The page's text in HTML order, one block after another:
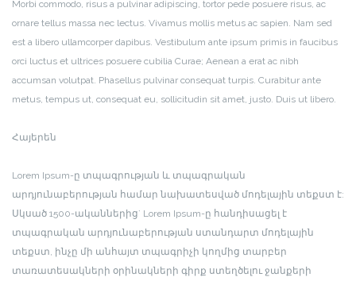
Morbi commodo, risus a pulvinar adipiscing, tortor pede posuere risus, ac
ornare tellus massa nec lectus. Vivamus mollis metus ac sapien. Nam sed
est a libero ullamcorper dapibus. Vestibulum ante ipsum primis in faucibus
orci luctus et ultrices posuere cubilia Curae; Aenean a erat ac nibh
accumsan volutpat. Phasellus pulvinar consequat turpis. Curabitur ante
metus, tempus ut, consequat eu, sollicitudin sit amet, justo. Duis ut libero.
Հայերեն
Lorem Ipsum-ը տպագրության և տպագրական
արդյունաբերության համար նախատեսված մոդելային տեքստ է:
Սկսած 1500-ականներից` Lorem Ipsum-ը հանդիսացել է
տպագրական արդյունաբերության ստանդարտ մոդելային
տեքստ, ինչը մի անհայտ տպագրիչի կողմից տարբեր
տառատեսակների օրինակների գիրք ստեղծելու ջանքերի